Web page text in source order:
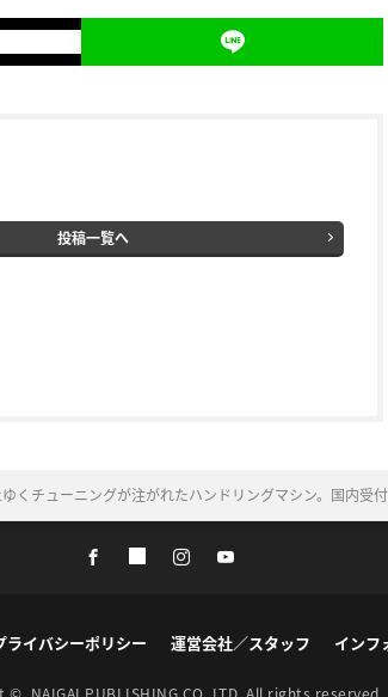
投稿一覧へ
くチューニングが注がれたハンドリングマシン。国内受
ライバシーポリシー 運営会社／スタッフ インフ
© NAIGAI PUBLISHING CO.,LTD. All rights reserved.